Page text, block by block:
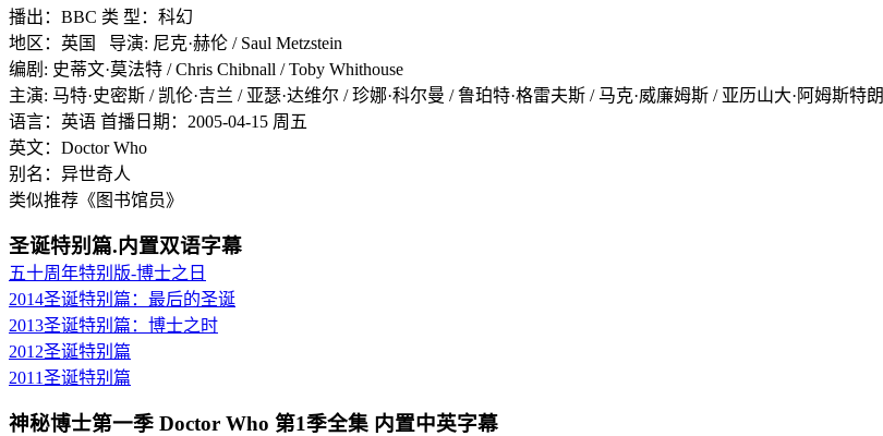
播出：BBC 类 型：科幻
地区：英国 导演: 尼克·赫伦 / Saul Metzstein
编剧: 史蒂文·莫法特 / Chris Chibnall / Toby Whithouse
主演: 马特·史密斯 / 凯伦·吉兰 / 亚瑟·达维尔 / 珍娜·科尔曼 / 鲁珀特·格雷夫斯 / 马克·威廉姆斯 / 亚历山大·阿姆斯特朗
语言：英语 首播日期：2005-04-15 周五
英文：Doctor Who
别名：异世奇人
类似推荐《图书馆员》
圣诞特别篇.内置双语字幕
五十周年特别版-博士之日
2014圣诞特别篇：最后的圣诞
2013圣诞特别篇：博士之时
2012圣诞特别篇
2011圣诞特别篇
神秘博士第一季 Doctor Who 第1季全集 内置中英字幕